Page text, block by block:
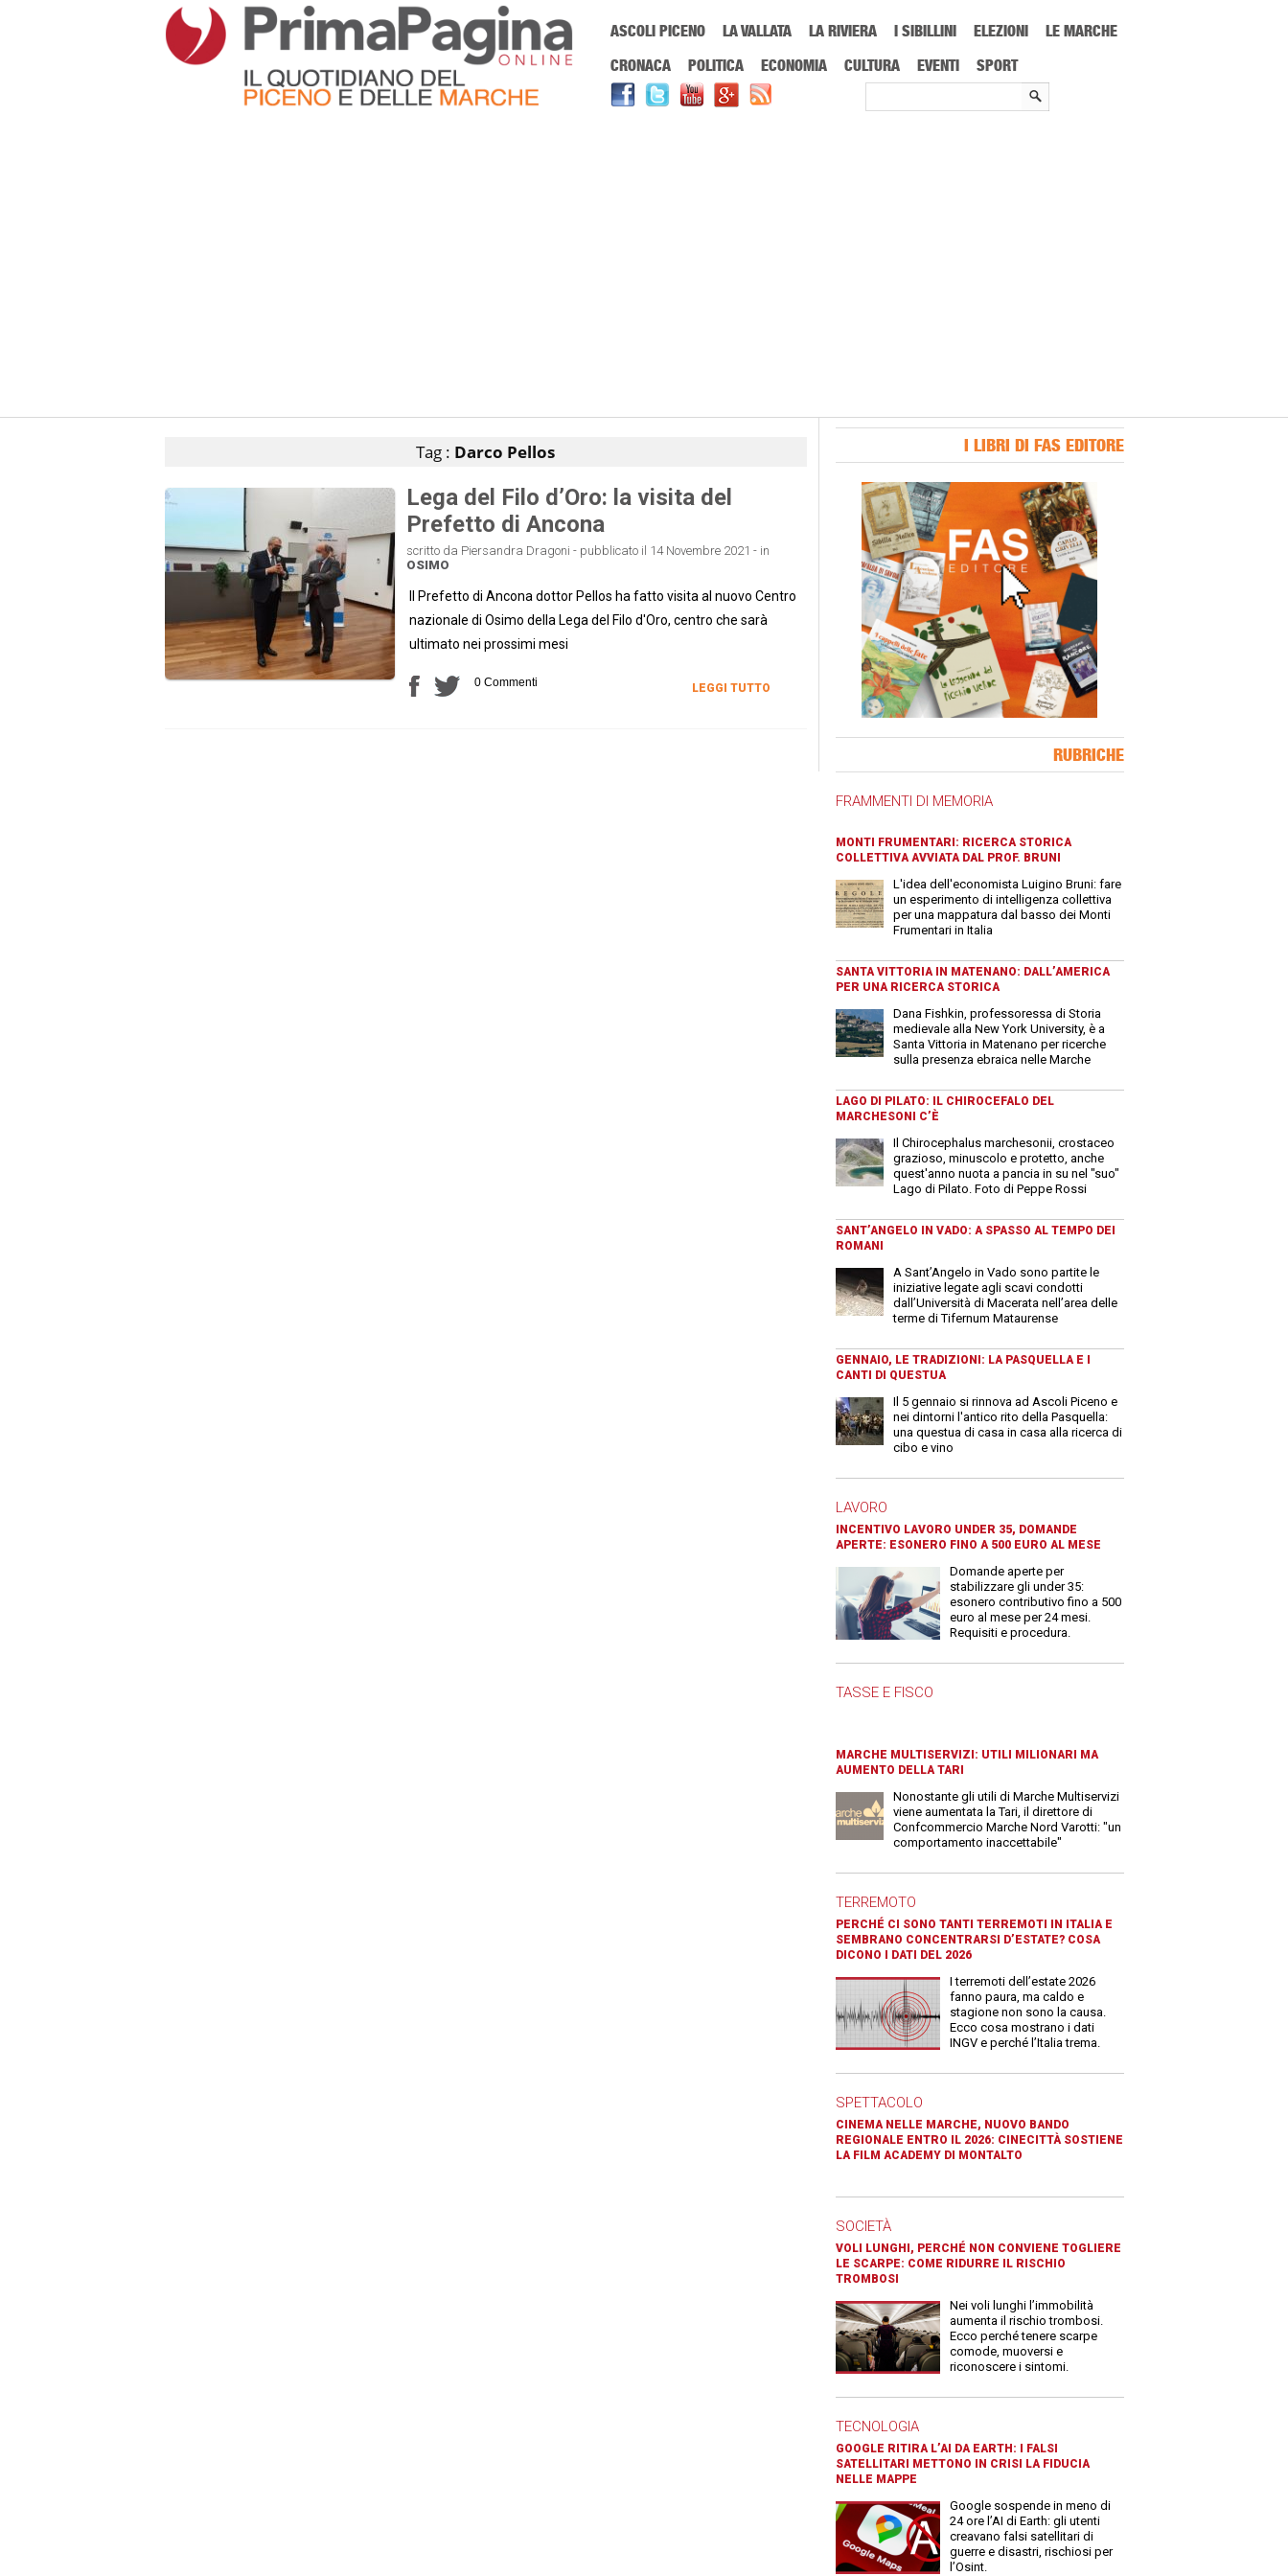
ASCOLI PICENO LA VALLATA LA RIVIERA I SIBILLINI ELEZIONI
LE MARCHE
CRONACA
POLITICA ECONOMIA CULTURA EVENTI SPORT
Tag : Darco Pellos
Lega del Filo d’Oro: la visita del
Prefetto di Ancona
scritto da Piersandra Dragoni - pubblicato il 14 Novembre 2021 - in
OSIMO
Il Prefetto di Ancona dottor Pellos ha fatto visita al nuovo Centro
nazionale di Osimo della Lega del Filo d'Oro, centro che sarà
ultimato nei prossimi mesi
0 Commenti LEGGI TUTTO
I LIBRI DI FAS EDITORE
RUBRICHE
FRAMMENTI DI MEMORIA
MONTI FRUMENTARI: RICERCA STORICA
COLLETTIVA AVVIATA DAL PROF. BRUNI
L'idea dell'economista Luigino Bruni: fare
un esperimento di intelligenza collettiva
per una mappatura dal basso dei Monti
Frumentari in Italia
SANTA VITTORIA IN MATENANO: DALL’AMERICA
PER UNA RICERCA STORICA
Dana Fishkin, professoressa di Storia
medievale alla New York University, è a
Santa Vittoria in Matenano per ricerche
sulla presenza ebraica nelle Marche
LAGO DI PILATO: IL CHIROCEFALO DEL
MARCHESONI C’È
Il Chirocephalus marchesonii, crostaceo
grazioso, minuscolo e protetto, anche
quest'anno nuota a pancia in su nel "suo"
Lago di Pilato. Foto di Peppe Rossi
SANT’ANGELO IN VADO: A SPASSO AL TEMPO DEI
ROMANI
A Sant’Angelo in Vado sono partite le
iniziative legate agli scavi condotti
dall’Università di Macerata nell’area delle
terme di Tifernum Mataurense
GENNAIO, LE TRADIZIONI: LA PASQUELLA E I
CANTI DI QUESTUA
Il 5 gennaio si rinnova ad Ascoli Piceno e
nei dintorni l'antico rito della Pasquella:
una questua di casa in casa alla ricerca di
cibo e vino
LAVORO
INCENTIVO LAVORO UNDER 35, DOMANDE
APERTE: ESONERO FINO A 500 EURO AL MESE
Domande aperte per
stabilizzare gli under 35:
esonero contributivo fino a 500
euro al mese per 24 mesi.
Requisiti e procedura.
TASSE E FISCO
MARCHE MULTISERVIZI: UTILI MILIONARI MA
AUMENTO DELLA TARI
Nonostante gli utili di Marche Multiservizi
viene aumentata la Tari, il direttore di
Confcommercio Marche Nord Varotti: "un
comportamento inaccettabile"
TERREMOTO
PERCHÉ CI SONO TANTI TERREMOTI IN ITALIA E
SEMBRANO CONCENTRARSI D’ESTATE? COSA
DICONO I DATI DEL 2026
I terremoti dell’estate 2026
fanno paura, ma caldo e
stagione non sono la causa.
Ecco cosa mostrano i dati
INGV e perché l’Italia trema.
SPETTACOLO
CINEMA NELLE MARCHE, NUOVO BANDO
REGIONALE ENTRO IL 2026: CINECITTÀ SOSTIENE
LA FILM ACADEMY DI MONTALTO
SOCIETÀ
VOLI LUNGHI, PERCHÉ NON CONVIENE TOGLIERE
LE SCARPE: COME RIDURRE IL RISCHIO
TROMBOSI
Nei voli lunghi l’immobilità
aumenta il rischio trombosi.
Ecco perché tenere scarpe
comode, muoversi e
riconoscere i sintomi.
TECNOLOGIA
GOOGLE RITIRA L’AI DA EARTH: I FALSI
SATELLITARI METTONO IN CRISI LA FIDUCIA
NELLE MAPPE
Google sospende in meno di
24 ore l’AI di Earth: gli utenti
creavano falsi satellitari di
guerre e disastri, rischiosi per
l’Osint.